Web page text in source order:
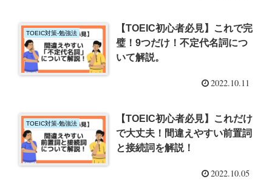
TOEIC対策-勉強法
【TOEIC初心者必見】これで完
璧！9つだけ！不定代名詞につ
いて解説。
2022.10.11
TOEIC対策-勉強法
【TOEIC初心者必見】これだけ
で大丈夫！間違えやすい前置詞
と接続詞を解説！
2022.10.05